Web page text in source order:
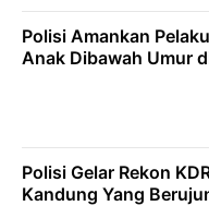
Polisi Amankan
Anak Dibawah Umur
Polisi Gelar Rekon
Kandung Yang